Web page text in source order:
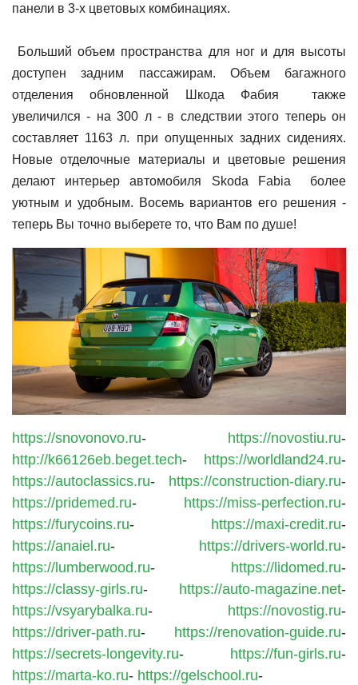
панели в 3-х цветовых комбинациях.
Больший объем пространства для ног и для высоты
доступен задним пассажирам. Объем багажного
отделения обновленной Шкода Фабия также
увеличился - на 300 л - в следствии этого теперь он
составляет 1163 л. при опущенных задних сидениях.
Новые отделочные материалы и цветовые решения
делают интерьер автомобиля Skoda Fabia более
уютным и удобным. Восемь вариантов его решения -
теперь Вы точно выберете то, что Вам по душе!
https://snovonovo.ru- https://novostiu.ru-
http://k66126eb.beget.tech- https://worldland24.ru-
https://autoclassics.ru- https://construction-diary.ru-
https://pridemed.ru- https://miss-perfection.ru-
https://furycoins.ru- https://maxi-credit.ru-
https://anaiel.ru- https://drivers-world.ru-
https://lumberwood.ru- https://lidomed.ru-
https://classy-girls.ru- https://auto-magazine.net-
https://vsyarybalka.ru- https://novostig.ru-
https://driver-path.ru- https://renovation-guide.ru-
https://secrets-longevity.ru- https://fun-girls.ru-
https://marta-ko.ru- https://gelschool.ru-